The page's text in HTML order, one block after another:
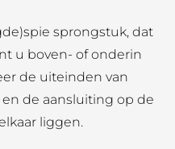
sprongstuk, dat
u boven- of onderin
de uiteinden van
de aansluiting op de
liggen.